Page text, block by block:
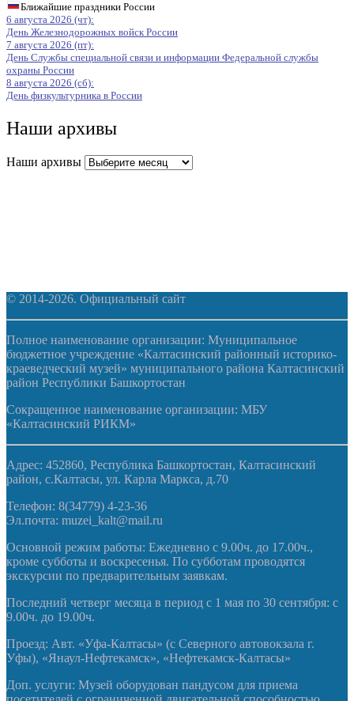
Ближайшие праздники России
6 августа 2026 (чт):
День Железнодорожных войск России
7 августа 2026 (пт):
День Службы специальной связи и информации Федеральной службы
охраны России
8 августа 2026 (сб):
День физкультурника в России
Наши архивы
Наши архивы
© 2014-2026. Официальный сайт
Полное наименование организации: Муниципальное
бюджетное учреждение «Калтасинский районный историко-
краеведческий музей» муниципального района Калтасинский
район Республики Башкортостан
Сокращенное наименование организации: МБУ
«Калтасинский РИКМ»
Адрес: 452860, Республика Башкортостан, Калтасинский
район, с.Калтасы, ул. Карла Маркса, д.70
Телефон: 8(34779) 4-23-36
Эл.почта: muzei_kalt@mail.ru
Основной режим работы: Ежедневно с 9.00ч. до 17.00ч.,
кроме субботы и воскресенья. По субботам проводятся
экскурсии по предварительным заявкам.
Последний четверг месяца в период с 1 мая по 30 сентября: с
9.00ч. до 19.00ч.
Проезд: Авт. «Уфа-Калтасы» (с Северного автовокзала г.
Уфы), «Янаул-Нефтекамск», «Нефтекамск-Калтасы»
Доп. услуги: Музей оборудован пандусом для приема